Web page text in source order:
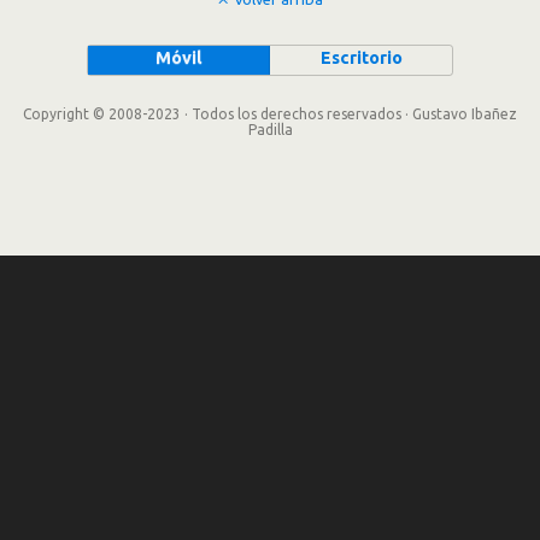
Móvil Escritorio
Copyright © 2008-2023 · Todos los derechos reservados · Gustavo Ibañez
Padilla